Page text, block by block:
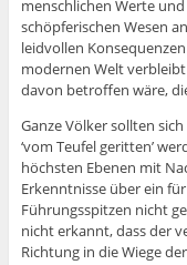
menschlichen Werte
schöpferischen Wesen
leidvollen
modernen Welt
davon betroffen wäre,
Ganze Völker sollten
‘vom Teufel geritten’
höchsten Ebenen mit
Erkenntnisse über ein
Führungsspitzen nicht
nicht erkannt, dass der
Richtung in die Wiege